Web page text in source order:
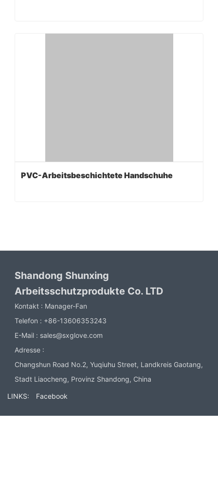
PVC-Arbeitsbeschichtete Handschuhe
Shandong Shunxing
Arbeitsschutzprodukte Co. LTD
Kontakt : Manager-Fan
Telefon : +86-13606353243
E-Mail : sales@sxglove.com
Adresse :
Changshun Road No.2, Yuqiuhu Street, Landkreis Gaotang,
Stadt Liaocheng, Provinz Shandong, China
LINKS: Facebook